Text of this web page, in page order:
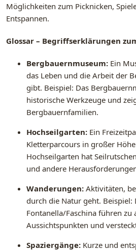
Möglichkeiten zum Picknicken,
Entspannen.
Glossar – Begriffserklärungen
Bergbauernmuseum: Ein
das Leben und die Arbeit der
gibt. Beispiel: Das
historische Werkzeuge und
Bergbauernfamilien.
Hochseilgarten: Ein
Kletterparcours in großer
Hochseilgarten hat
und andere
Wanderungen: Aktivitäten,
durch die Natur geht. Beispiel:
Fontanella/Faschina führen zu
Aussichtspunkten und
Spaziergänge: Kurze und